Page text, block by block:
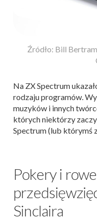
Źródło: Bill
Na ZX Spectrum
rodzaju programów.
muzyków i innych
których niektórzy
Spectrum (lub którymś
Pokery i
Sinclaira